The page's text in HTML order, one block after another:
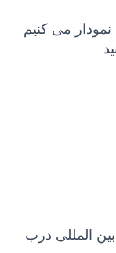
می کنیم
المللی درب